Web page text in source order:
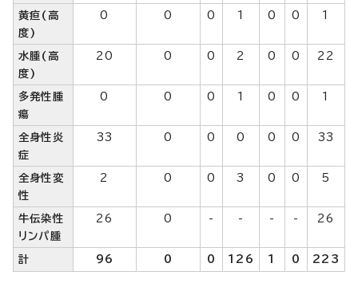
黄疸(高
度)
0 0 0 1 0 0 1
水腫(高
度)
20 0 0 2 0 0 22
多発性腫
瘍
0 0 0 1 0 0 1
全身性炎
症
33 0 0 0 0 0 33
全身性変
性
2 0 0 3 0 0 5
牛伝染性
リンパ腫
26 0 - - - - 26
計 96 0 0 126 1 0 223